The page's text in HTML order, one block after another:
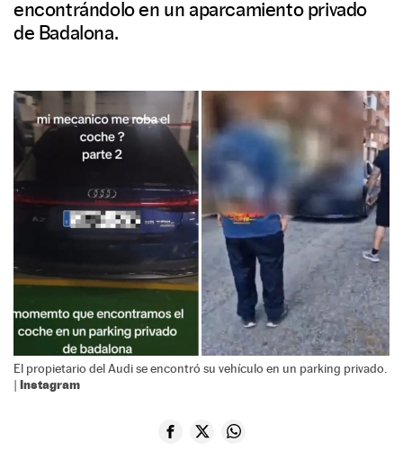
encontrándolo en un aparcamiento privado
de Badalona.
El propietario del Audi se encontró su vehículo en un parking privado.
| Instagram